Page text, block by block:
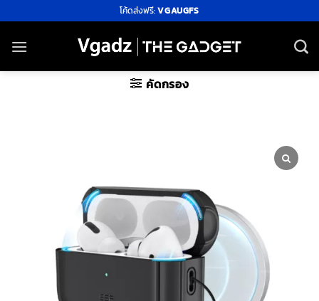
ไป
ยัง
โค้ดส่งฟรี:VGAUGFS
คัดกรอง